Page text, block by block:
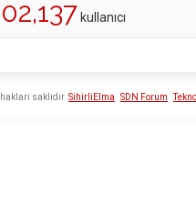
kullanıcı
SihirliElma SDN Forum
saklıdır